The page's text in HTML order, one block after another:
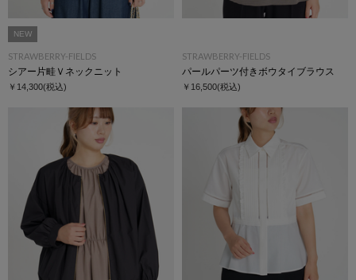
NEW
STRAWBERRY-FIELDS
シアー片畦Ｖネックニット
￥14,300(税込)
STRAWBERRY-FIELDS
パールパーツ付きボウタイブラウス
￥16,500(税込)